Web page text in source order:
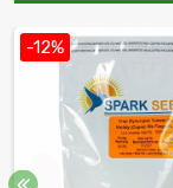
-12%